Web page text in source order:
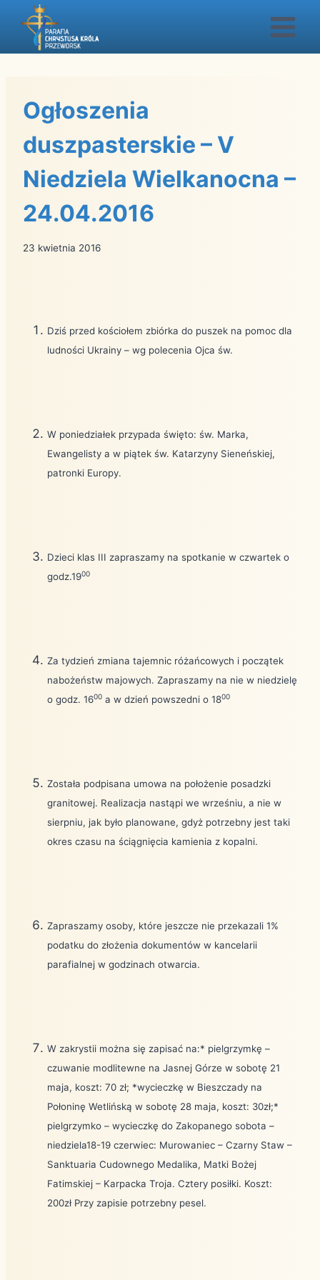
Przejdź
Ogłoszenia
duszpasterskie – V
Niedziela Wielkanocna –
24.04.2016
23 kwietnia 2016
Dziś przed kościołem zbiórka do puszek na pomoc dla
ludności Ukrainy – wg polecenia Ojca św.
W poniedziałek przypada święto: św. Marka,
Ewangelisty a w piątek św. Katarzyny Sieneńskiej,
patronki Europy.
Dzieci klas III zapraszamy na spotkanie w czwartek o
godz.1900
Za tydzień zmiana tajemnic różańcowych i początek
nabożeństw majowych. Zapraszamy na nie w niedzielę
o godz. 1600 a w dzień powszedni o 1800
Została podpisana umowa na położenie posadzki
granitowej. Realizacja nastąpi we wrześniu, a nie w
sierpniu, jak było planowane, gdyż potrzebny jest taki
okres czasu na ściągnięcia kamienia z kopalni.
Zapraszamy osoby, które jeszcze nie przekazali 1%
podatku do złożenia dokumentów w kancelarii
parafialnej w godzinach otwarcia.
W zakrystii można się zapisać na:* pielgrzymkę –
czuwanie modlitewne na Jasnej Górze w sobotę 21
maja, koszt: 70 zł; *wycieczkę w Bieszczady na
Połoninę Wetlińską w sobotę 28 maja, koszt: 30zł;*
pielgrzymko – wycieczkę do Zakopanego sobota –
niedziela18-19 czerwiec: Murowaniec – Czarny Staw –
Sanktuaria Cudownego Medalika, Matki Bożej
Fatimskiej – Karpacka Troja. Cztery posiłki. Koszt:
200zł Przy zapisie potrzebny pesel.